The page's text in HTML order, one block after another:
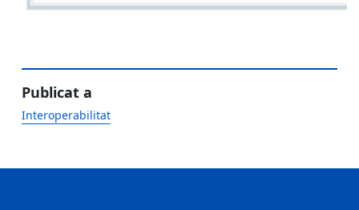
Publicat a
Interoperabilitat